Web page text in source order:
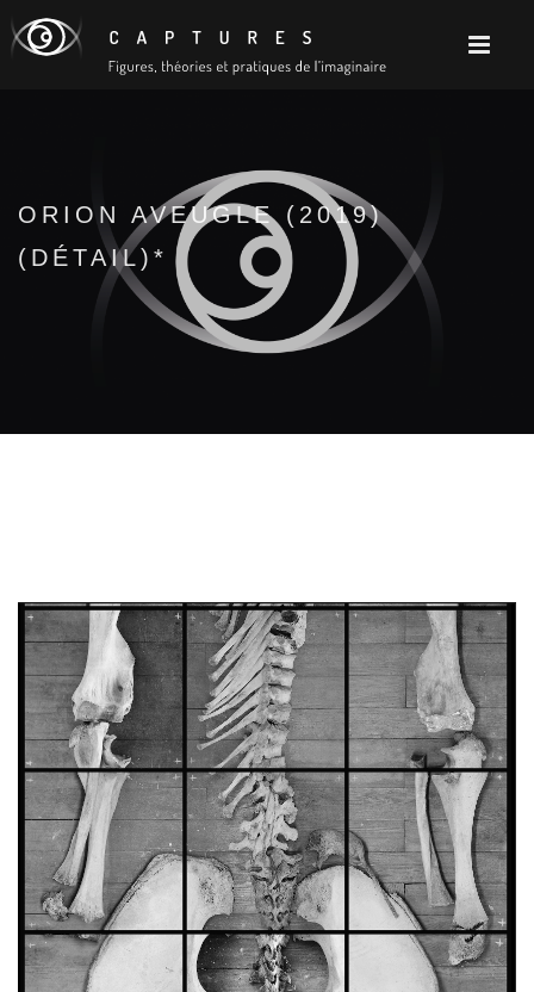
ORION AVEUGLE (2019)
(DÉTAIL)*